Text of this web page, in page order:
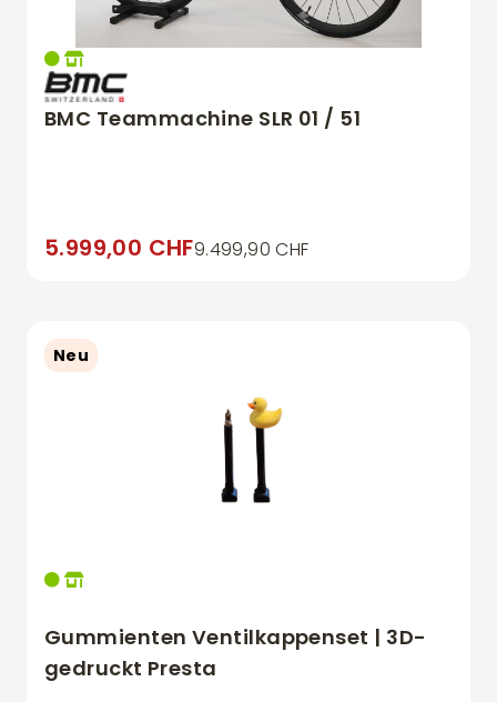
BMC Teammachine SLR 01 / 51
5.999,00 CHF9.499,90 CHF
Neu
Gummienten Ventilkappenset | 3D-
gedruckt Presta